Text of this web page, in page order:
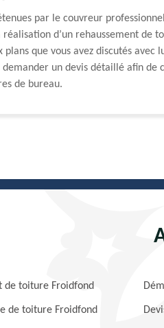
par le couvreur
d’un rehaussement de
que vous avez discutés
un devis détaillé afin
de bureau.
de toiture Froidfond
de toiture Froidfond